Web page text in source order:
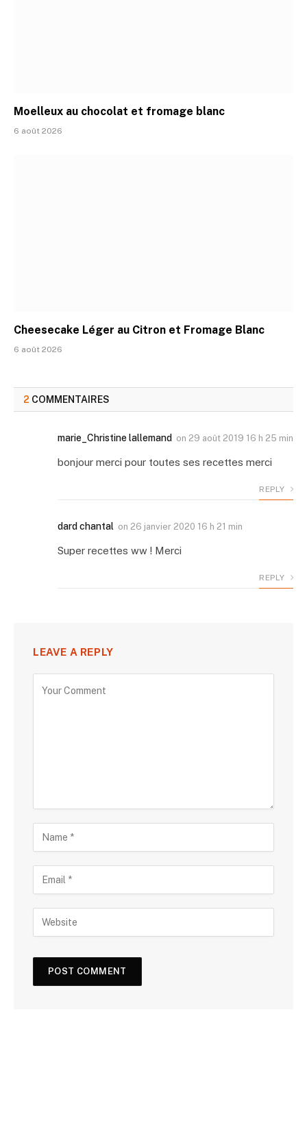
Moelleux au chocolat et fromage blanc
6 août 2026
Cheesecake Léger au Citron et Fromage Blanc
6 août 2026
2 COMMENTAIRES
marie_Christine lallemand on 29 août 2019 16 h 25 min
bonjour merci pour toutes ses recettes merci
REPLY
dard chantal on 26 janvier 2020 16 h 21 min
Super recettes ww ! Merci
REPLY
LEAVE A REPLY